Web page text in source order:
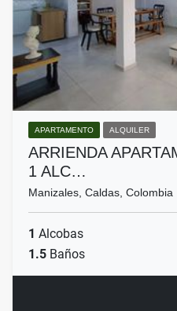
APARTAMENTO ALQUILER
ARRIENDA
1 ALC…
Manizales, Caldas, Colombia
1 Alcobas
1.5 Baños